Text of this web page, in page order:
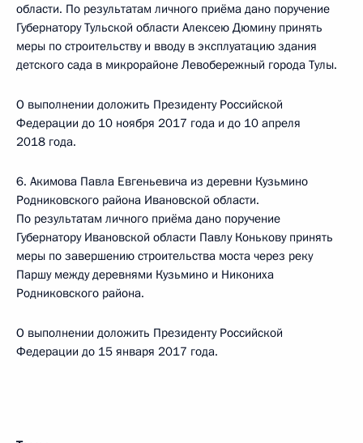
области. По результатам личного приёма дано поручение
Губернатору Тульской области Алексею Дюмину принять
меры по строительству и вводу в эксплуатацию здания
детского сада в микрорайоне Левобережный города Тулы.
О выполнении доложить Президенту Российской
Федерации до 10 ноября 2017 года и до 10 апреля
2018 года.
6. Акимова Павла Евгеньевича из деревни Кузьмино
Родниковского района Ивановской области.
По результатам личного приёма дано поручение
Губернатору Ивановской области Павлу Конькову принять
меры по завершению строительства моста через реку
Паршу между деревнями Кузьмино и Никониха
Родниковского района.
О выполнении доложить Президенту Российской
Федерации до 15 января 2017 года.